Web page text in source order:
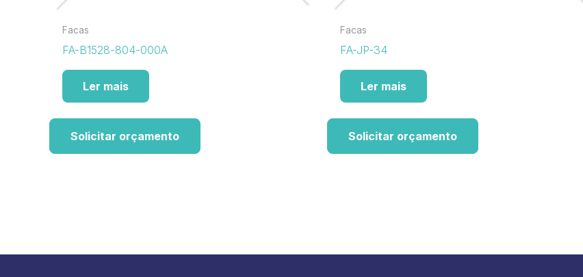
Facas
FA-B1528-804-000A
Ler mais
Solicitar orçamento
Facas
FA-JP-34
Ler mais
Solicitar orçamento